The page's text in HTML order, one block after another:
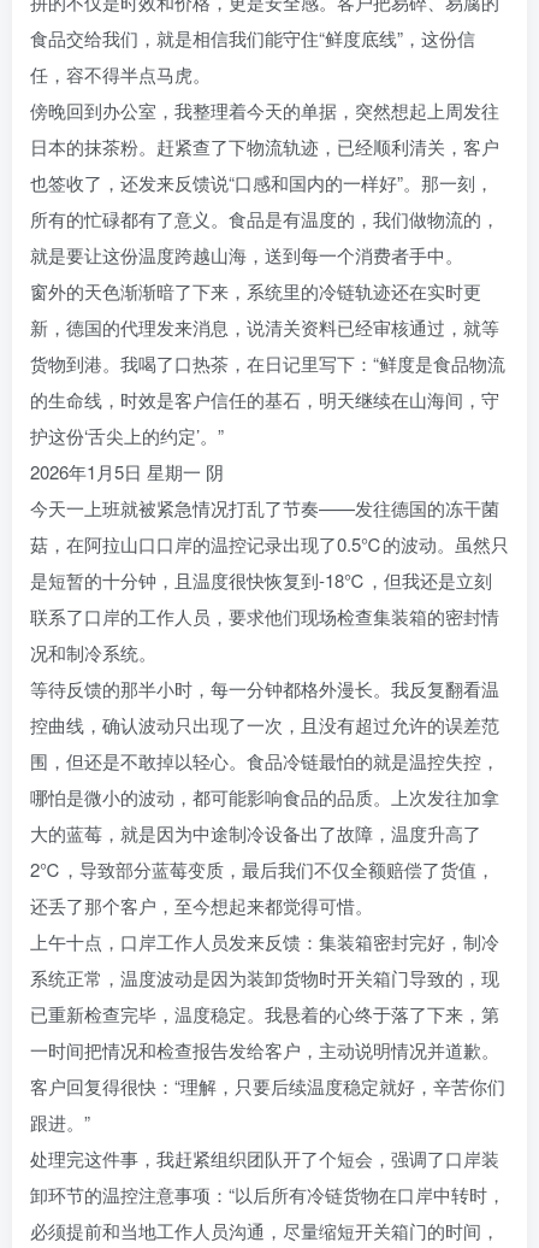
食品交给我们，就是相信我们能守住“鲜度底线”，这份信
任，容不得半点马虎。
傍晚回到办公室，我整理着今天的单据，突然想起上周发往
日本的抹茶粉。赶紧查了下物流轨迹，已经顺利清关，客户
也签收了，还发来反馈说“口感和国内的一样好”。那一刻，
所有的忙碌都有了意义。食品是有温度的，我们做物流的，
就是要让这份温度跨越山海，送到每一个消费者手中。
窗外的天色渐渐暗了下来，系统里的冷链轨迹还在实时更
新，德国的代理发来消息，说清关资料已经审核通过，就等
货物到港。我喝了口热茶，在日记里写下：“鲜度是食品物流
的生命线，时效是客户信任的基石，明天继续在山海间，守
护这份‘舌尖上的约定’。”
2026年1月5日 星期一 阴
今天一上班就被紧急情况打乱了节奏——发往德国的冻干菌
菇，在阿拉山口口岸的温控记录出现了0.5℃的波动。虽然只
是短暂的十分钟，且温度很快恢复到-18℃，但我还是立刻
联系了口岸的工作人员，要求他们现场检查集装箱的密封情
况和制冷系统。
等待反馈的那半小时，每一分钟都格外漫长。我反复翻看温
控曲线，确认波动只出现了一次，且没有超过允许的误差范
围，但还是不敢掉以轻心。食品冷链最怕的就是温控失控，
哪怕是微小的波动，都可能影响食品的品质。上次发往加拿
大的蓝莓，就是因为中途制冷设备出了故障，温度升高了
2℃，导致部分蓝莓变质，最后我们不仅全额赔偿了货值，
还丢了那个客户，至今想起来都觉得可惜。
上午十点，口岸工作人员发来反馈：集装箱密封完好，制冷
系统正常，温度波动是因为装卸货物时开关箱门导致的，现
已重新检查完毕，温度稳定。我悬着的心终于落了下来，第
一时间把情况和检查报告发给客户，主动说明情况并道歉。
客户回复得很快：“理解，只要后续温度稳定就好，辛苦你们
跟进。”
处理完这件事，我赶紧组织团队开了个短会，强调了口岸装
卸环节的温控注意事项：“以后所有冷链货物在口岸中转时，
必须提前和当地工作人员沟通，尽量缩短开关箱门的时间，